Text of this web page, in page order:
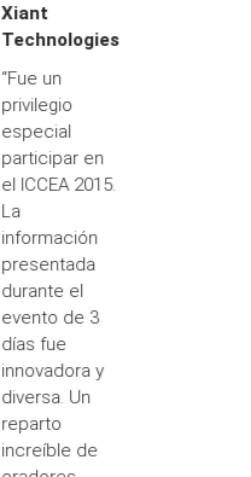
Xiant
Technologies
“Fue un
privilegio
especial
participar en
el ICCEA 2015.
La
información
presentada
durante el
evento de 3
días fue
innovadora y
diversa. Un
reparto
increíble de